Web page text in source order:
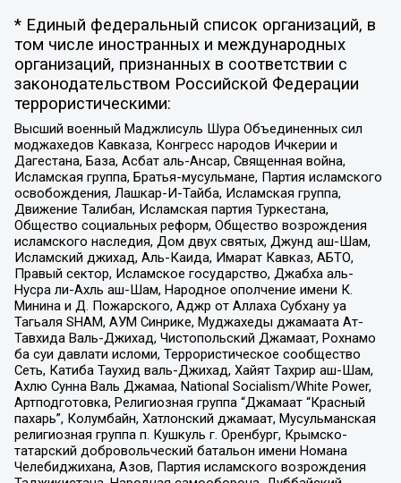
* Единый федеральный список организаций, в
том числе иностранных и международных
организаций, признанных в соответствии с
законодательством Российской Федерации
террористическими:
Высший военный Маджлисуль Шура Объединенных сил
моджахедов Кавказа, Конгресс народов Ичкерии и
Дагестана, База, Асбат аль-Ансар, Священная война,
Исламская группа, Братья-мусульмане, Партия исламского
освобождения, Лашкар-И-Тайба, Исламская группа,
Движение Талибан, Исламская партия Туркестана,
Общество социальных реформ, Общество возрождения
исламского наследия, Дом двух святых, Джунд аш-Шам,
Исламский джихад, Аль-Каида, Имарат Кавказ, АБТО,
Правый сектор, Исламское государство, Джабха аль-
Нусра ли-Ахль аш-Шам, Народное ополчение имени К.
Минина и Д. Пожарского, Аджр от Аллаха Субхану уа
Тагьаля SHAM, АУМ Синрике, Муджахеды джамаата Ат-
Тавхида Валь-Джихад, Чистопольский Джамаат, Рохнамо
ба суи давлати исломи, Террористическое сообщество
Сеть, Катиба Таухид валь-Джихад, Хайят Тахрир аш-Шам,
Ахлю Сунна Валь Джамаа, National Socialism/White Power,
Артподготовка, Религиозная группа “Джамаат “Красный
пахарь”, Колумбайн, Хатлонский джамаат, Мусульманская
религиозная группа п. Кушкуль г. Оренбург, Крымско-
татарский добровольческий батальон имени Номана
Челебиджихана, Азов, Партия исламского возрождения